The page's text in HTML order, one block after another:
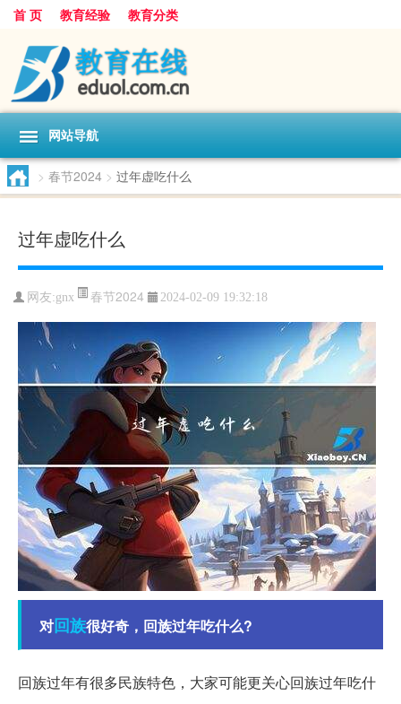
首 页 教育经验 教育分类
网站导航
> 春节2024 > 过年虚吃什么
过年虚吃什么
网友:gnx 春节2024 2024-02-09 19:32:18
对回族很好奇，回族过年吃什么?
回族过年有很多民族特色，大家可能更关心回族过年吃什